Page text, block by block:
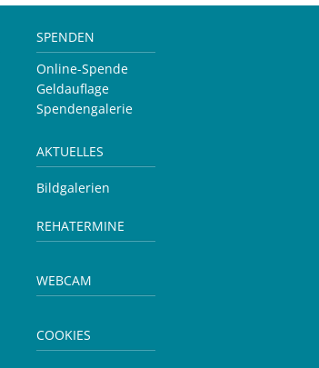
SPENDEN
Online-Spende
Geldauflage
Spendengalerie
AKTUELLES
Bildgalerien
REHATERMINE
WEBCAM
COOKIES